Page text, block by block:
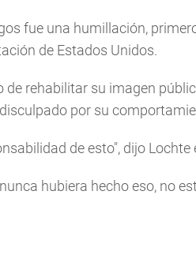
fue una humillación,
de Estados Unidos.
de rehabilitar su imagen
por su
de esto", dijo
hubiera hecho eso, no